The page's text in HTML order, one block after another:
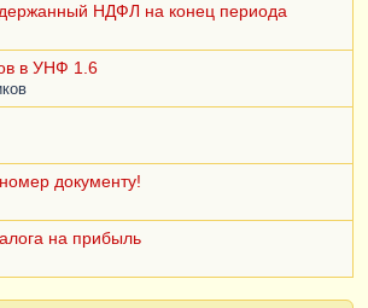
НДФЛ на конец периода
в УНФ 1.6
документу!
на прибыль